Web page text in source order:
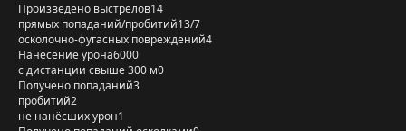
Произведено выстрелов14
прямых попаданий/пробитий13/7
осколочно-фугасных повреждений4
Нанесение урона6000
с дистанции свыше 300 м0
Получено попаданий3
пробитий2
не нанёсших урон1